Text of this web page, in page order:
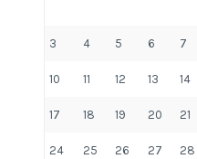
3 4 5 6 7
10 11 12 13 14
17 18 19 20 21
24 25 26 27 28